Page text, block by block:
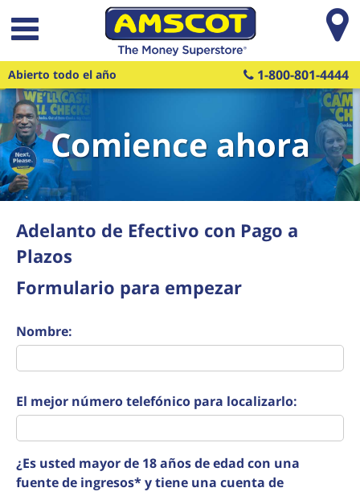
Saltar al contenido principal
Abierto todo el año 1-800-801-4444
Comience ahora
Adelanto de Efectivo con Pago a
Plazos
Formulario para empezar
Nombre:
El mejor número telefónico para localizarlo:
¿Es usted mayor de 18 años de edad con una
fuente de ingresos* y tiene una cuenta de